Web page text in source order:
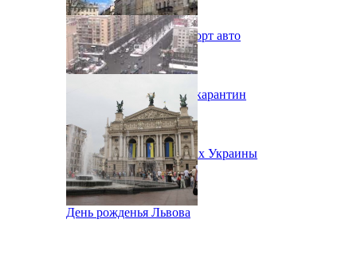
В Украине урезали импорт авто
Во Львове ужесточают карантин
Народное Вече в городах Украины
День рожденья Львова